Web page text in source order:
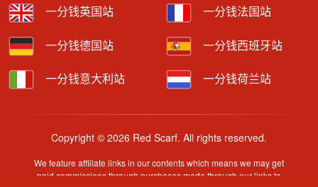
一分钱英国站 一分钱法国站
一分钱德国站 一分钱西班牙站
一分钱意大利站 一分钱荷兰站
Copyright © 2026 Red Scarf. All rights reserved.
We feature affiliate links in our contents which means we may get
paid commissions through purchases made through our links to